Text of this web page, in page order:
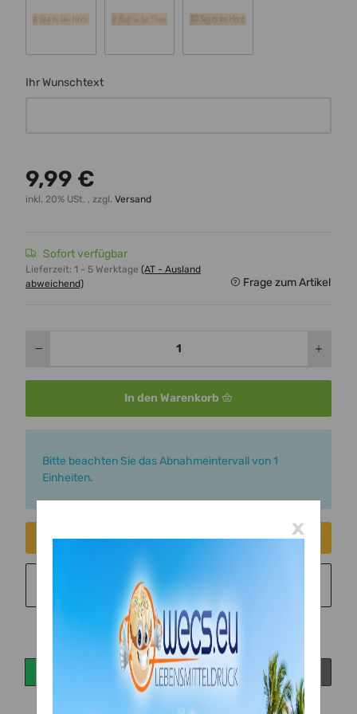
Ihr Wunschtext
9,99 €
inkl. 20% USt. , zzgl. Versand
Sofort verfügbar
Lieferzeit: 1 - 5 Werktage (AT - Ausland
abweichend)
Frage zum Artikel
In den Warenkorb
Bitte beachten Sie das Abnahmeintervall von 1
Einheiten.
Consent erteilen
Sie möchten in monatlichen Raten zahlen?
Informationen
x